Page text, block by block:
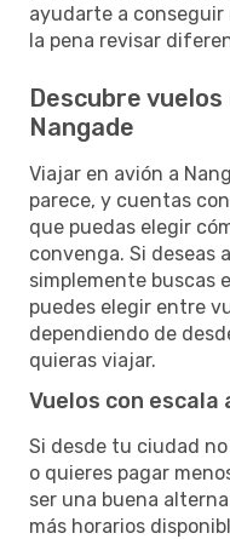
ayudarte a conseguir
la pena revisar
Descubre
Nangade
Viajar en avión a
parece, y cuentas
que puedas elegir
convenga. Si deseas
simplemente buscas
puedes elegir entre
dependiendo de
quieras viajar.
Vuelos con escala
Si desde tu ciudad
o quieres pagar
ser una buena
más horarios